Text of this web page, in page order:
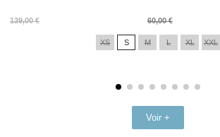
139,00 €
Prix
60,00 €
Prix
XS S M L XL XXL
Voir +